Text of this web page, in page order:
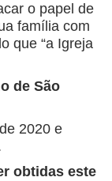
o papel de
família com
que “a Igreja
de São
2020 e
obtidas este